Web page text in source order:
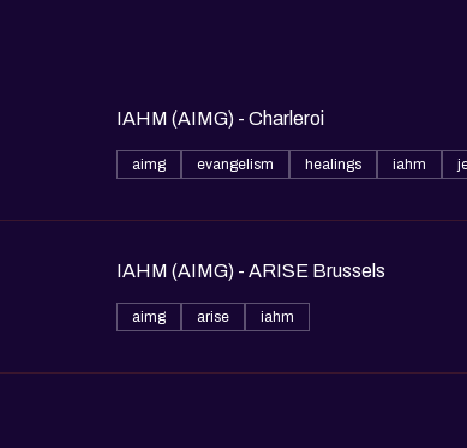
IAHM (AIMG) - Charleroi
aimg evangelism healings iahm
IAHM (AIMG) - ARISE Brussels
aimg arise iahm